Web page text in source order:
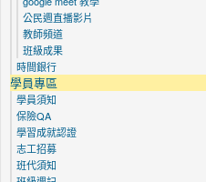
公民週直播影片
教師頻道
班級成果
時間銀行
學員專區
學員須知
保險QA
學習成就認證
志工招募
班代須知